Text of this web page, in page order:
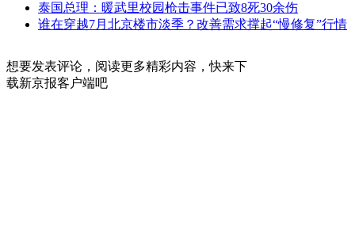
泰国总理：暖武里校园枪击事件已致8死30余伤
谁在穿越7月北京楼市淡季？改善需求撑起“慢修复”行情
想要发表评论，阅读更多精彩内容，快来下
载新京报客户端吧